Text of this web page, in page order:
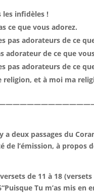
les infidèles !
ce que vous adorez.
pas adorateurs de ce
adorateur de ce que
pas adorateurs de ce
religion, et à moi ma
a deux passages du
de l’émission, à propos
de 11 à 18 (versets
Tu m’as mis en